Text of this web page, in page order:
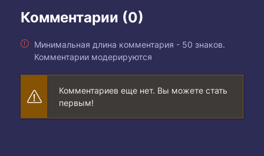
Комментарии (0)
Минимальная длина комментария - 50 знаков.
Комментарии модерируются
Комментариев еще нет. Вы можете стать
первым!